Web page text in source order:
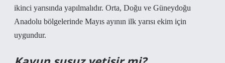
ikinci yarısında yapılmalıdır. Orta, Doğu ve Güneydoğu
Anadolu bölgelerinde Mayıs ayının ilk yarısı ekim için
uygundur.